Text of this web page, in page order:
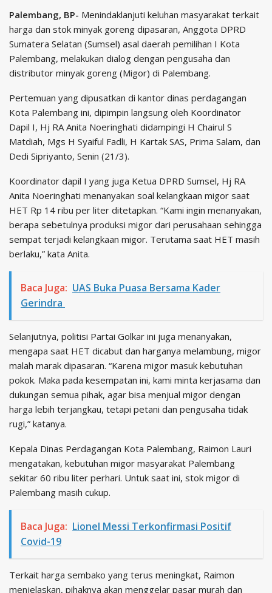
Palembang, BP- Menindaklanjuti keluhan masyarakat terkait
harga dan stok minyak goreng dipasaran, Anggota DPRD
Sumatera Selatan (Sumsel) asal daerah pemilihan I Kota
Palembang, melakukan dialog dengan pengusaha dan
distributor minyak goreng (Migor) di Palembang.
Pertemuan yang dipusatkan di kantor dinas perdagangan
Kota Palembang ini, dipimpin langsung oleh Koordinator
Dapil I, Hj RA Anita Noeringhati didampingi H Chairul S
Matdiah, Mgs H Syaiful Fadli, H Kartak SAS, Prima Salam, dan
Dedi Sipriyanto, Senin (21/3).
Koordinator dapil I yang juga Ketua DPRD Sumsel, Hj RA
Anita Noeringhati menanyakan soal kelangkaan migor saat
HET Rp 14 ribu per liter ditetapkan. “Kami ingin menanyakan,
berapa sebetulnya produksi migor dari perusahaan sehingga
sempat terjadi kelangkaan migor. Terutama saat HET masih
berlaku,” kata Anita.
Baca Juga: UAS Buka Puasa Bersama Kader
Gerindra
Selanjutnya, politisi Partai Golkar ini juga menanyakan,
mengapa saat HET dicabut dan harganya melambung, migor
malah marak dipasaran. “Karena migor masuk kebutuhan
pokok. Maka pada kesempatan ini, kami minta kerjasama dan
dukungan semua pihak, agar bisa menjual migor dengan
harga lebih terjangkau, tetapi petani dan pengusaha tidak
rugi,” katanya.
Kepala Dinas Perdagangan Kota Palembang, Raimon Lauri
mengatakan, kebutuhan migor masyarakat Palembang
sekitar 60 ribu liter perhari. Untuk saat ini, stok migor di
Palembang masih cukup.
Baca Juga: Lionel Messi Terkonfirmasi Positif
Covid-19
Terkait harga sembako yang terus meningkat, Raimon
menjelaskan, pihaknya akan menggelar pasar murah dan